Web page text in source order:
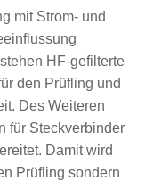
mit Strom- und
HF-gefilterte
den Prüfling und
Des Weiteren
für Steckverbinder
Damit wird
Prüfling sondern